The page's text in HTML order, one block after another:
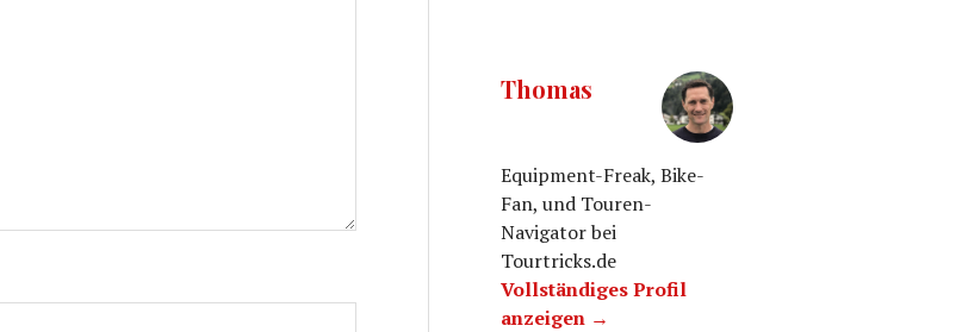
Thomas
Equipment-Freak, Bike-
Fan, und Touren-
Navigator bei
Tourtricks.de
Vollständiges Profil
anzeigen →